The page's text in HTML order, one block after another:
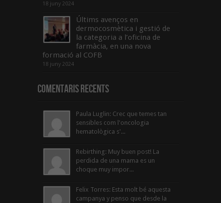
18 juny 2024
Últims avenços en
dermocosmètica i gestió de
la categoria a l’oficina de
farmàcia, en una nova
formació al COFB
18 juny 2024
Comentaris Recents
Paula Luglin: Crec que temes tan
sensibles com l'oncologia
hematològica s'...
Rebirthing: Muy buen post! La
perdida de una mama es un
choque muy impor...
Felix Torres: Esta molt bé aquesta
campanya y penso que desde la